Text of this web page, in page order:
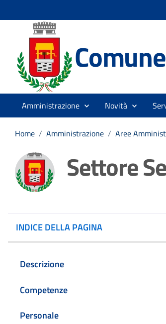
Amministrazione Novità
Home / Amministrazione / Aree
Settore
INDICE DELLA PAGINA
Descrizione
Competenze
Personale